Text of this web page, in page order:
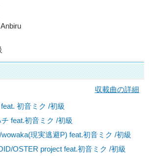
収載曲の詳細
初音ミク /初級
feat.初音ミク /初級
wowaka(現実逃避P) feat.初音ミク /初級
OSTER project feat.初音ミク /初級